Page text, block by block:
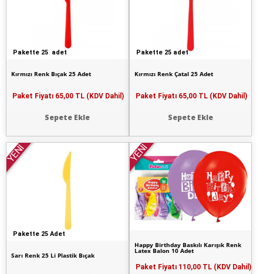
Pakette 25 adet
Kırmızı Renk Bıçak 25 Adet
Paket Fiyatı 65,00 TL (KDV Dahil)
Sepete Ekle
Pakette 25 adet
Kırmızı Renk Çatal 25 Adet
Paket Fiyatı 65,00 TL (KDV Dahil)
Sepete Ekle
Pakette 25 Adet
YENİ
Sarı Renk 25 Li Plastik Bıçak
YENİ
Happy Birthday Baskılı Karışık Renk
Latex Balon 10 Adet
Paket Fiyatı 110,00 TL (KDV Dahil)